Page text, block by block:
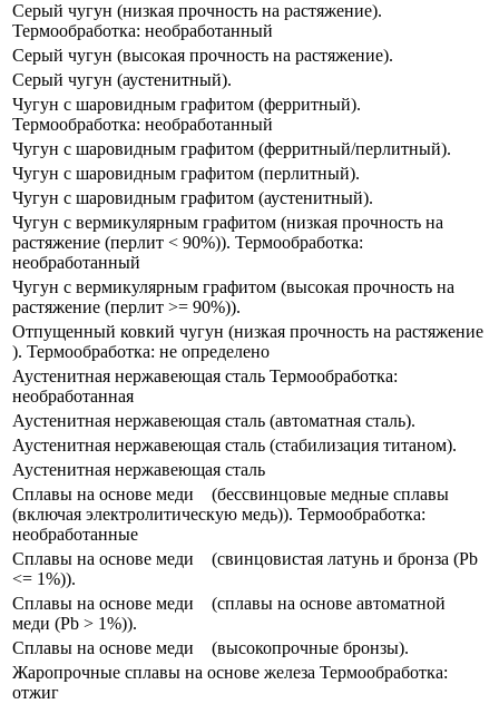
Серый чугун (низкая прочность на растяжение).
Термообработка: необработанный
Серый чугун (высокая прочность на растяжение).
Серый чугун (аустенитный).
Чугун с шаровидным графитом (ферритный).
Термообработка: необработанный​
Чугун с шаровидным графитом (ферритный/перлитный).
Чугун с шаровидным графитом (перлитный).
Чугун с шаровидным графитом (аустенитный).
Чугун ​с вермикулярным графитом (низкая прочность на
растяжение​ (перлит < 90%)). Термообработка:
необработанный​
Чугун ​с вермикулярным графитом (высокая прочность на
растяжение (перлит >= 90%)).
Отпущенный ковкий чугун (низкая прочность на растяжение​
). Термообработка: не определено
Аустенитная нержавеющая сталь Термообработка:
необработанная
Аустенитная нержавеющая сталь (автоматная сталь).
Аустенитная нержавеющая сталь (стабилизация титаном​).
Аустенитная нержавеющая сталь
Сплавы​ на основе меди ​ ​ ​ (​бессвинцовые медные сплавы
(включая электролитическую медь)). Термообработка:
необработанные​
Сплавы​ на основе меди ​ ​ ​ (свинцовистая латунь и бронза (Pb
<= 1%)).
Сплавы​ на основе меди ​ ​ ​ (сплавы на основе автоматной
меди (Pb > 1%)).
Сплавы​ на основе меди ​ ​ ​ (высокопрочные бронзы).
Жаропрочные сплавы на основе железа Термообработка:
отжиг